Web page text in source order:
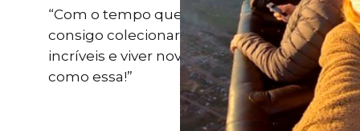
“Com o tempo que eu ganho eu
consigo colecionar momentos
incríveis e viver novas experiências
como essa!”